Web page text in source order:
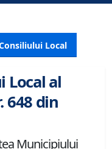
Local
Local al
648 din
Municipiului